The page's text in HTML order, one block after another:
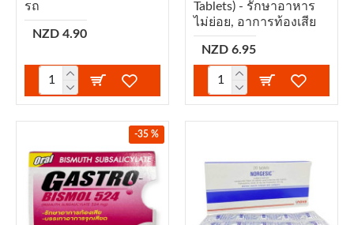
รถ
NZD 4.90
Tablets) - รักษาอาหาร
ไม่ย่อย, อาการท้องเสีย
NZD 6.95
-35 %